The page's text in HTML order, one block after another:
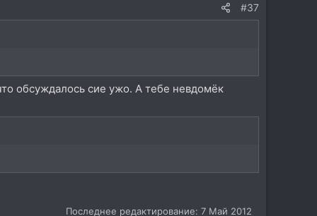
#37
обсуждалось сие ужо. А тебе невдомёк
Последнее редактирование: 7 Май 2012